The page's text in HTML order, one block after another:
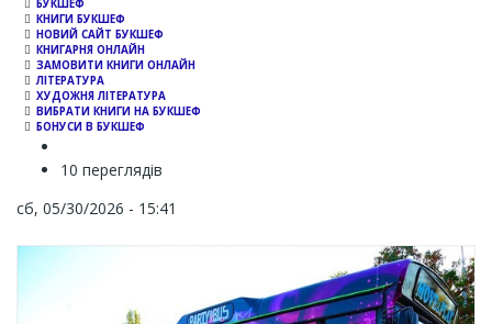
БУКШЕФ
КНИГИ БУКШЕФ
НОВИЙ САЙТ БУКШЕФ
КНИГАРНЯ ОНЛАЙН
ЗАМОВИТИ КНИГИ ОНЛАЙН
ЛІТЕРАТУРА
ХУДОЖНЯ ЛІТЕРАТУРА
ВИБРАТИ КНИГИ НА БУКШЕФ
БОНУСИ В БУКШЕФ
10 переглядів
сб, 05/30/2026 - 15:41